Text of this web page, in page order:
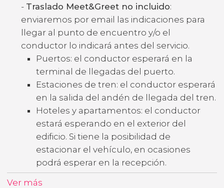
- Traslado Meet&Greet no incluido:
enviaremos por email las indicaciones para
llegar al punto de encuentro y/o el
conductor lo indicará antes del servicio.
Puertos: el conductor esperará en la
terminal de llegadas del puerto.
Estaciones de tren: el conductor esperará
en la salida del andén de llegada del tren.
Hoteles y apartamentos: el conductor
estará esperando en el exterior del
edificio. Si tiene la posibilidad de
estacionar el vehículo, en ocasiones
podrá esperar en la recepción.
Ver más